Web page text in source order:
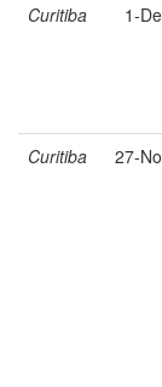
Curitiba 1-
Curitiba 27-